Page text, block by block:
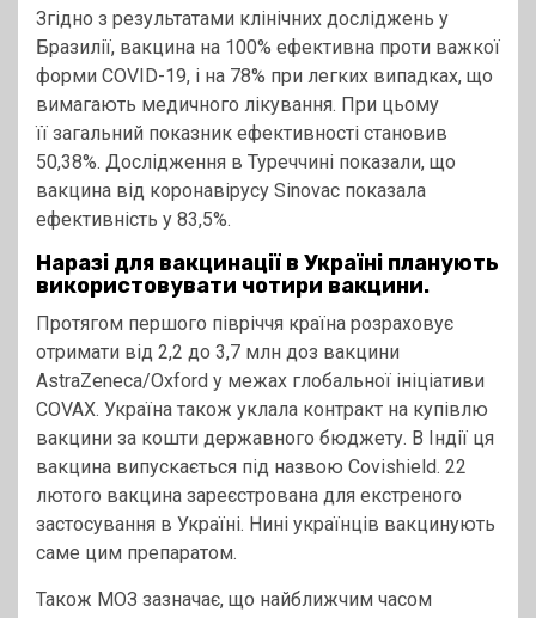
Згідно з результатами клінічних досліджень у
Бразилії, вакцина на 100% ефективна проти важкої
форми COVID-19, і на 78% при легких випадках, що
вимагають медичного лікування. При цьому
її загальний показник ефективності становив
50,38%. Дослідження в Туреччині показали, що
вакцина від коронавірусу Sinovac показала
ефективність у 83,5%.
Наразі для вакцинації в Україні планують
використовувати чотири вакцини.
Протягом першого півріччя країна розраховує
отримати від 2,2 до 3,7 млн доз вакцини
AstraZeneca/Oxford у межах глобальної ініціативи
COVAX. Україна також уклала контракт на купівлю
вакцини за кошти державного бюджету. В Індії ця
вакцина випускається під назвою Covishield. 22
лютого вакцина зареєстрована для екстреного
застосування в Україні. Нині українців вакцинують
саме цим препаратом.
Також МОЗ зазначає, що найближчим часом